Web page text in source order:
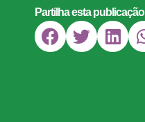
Partilha esta publicação